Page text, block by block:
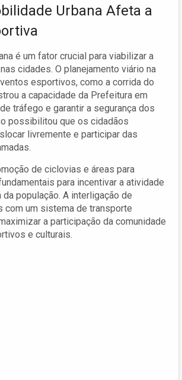
Urbana Afeta a
é um fator crucial para viabilizar a
cidades. O planejamento viário na
esportivos, como a corrida do
a capacidade da Prefeitura em
tráfego e garantir a segurança dos
possibilitou que os cidadãos
livremente e participar das
de ciclovias e áreas para
para incentivar a atividade
população. A interligação de
com um sistema de transporte
a participação da comunidade
e culturais.